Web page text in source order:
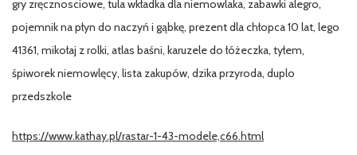
gry zręcznosciowe, tula wkładka dla niemowlaka, zabawki alegro,
pojemnik na płyn do naczyń i gąbkę, prezent dla chłopca 10 lat, lego
41361, mikołaj z rolki, atlas baśni, karuzele do łóżeczka, tyłem,
śpiworek niemowlęcy, lista zakupów, dzika przyroda, duplo
przedszkole
https://www.kathay.pl/rastar-1-43-modele,c66.html